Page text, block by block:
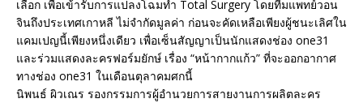
เลือก เพื่อเข้ารับการแปลงโฉมทำ Total Surgery โดยทีมแพทย์วอน
จินถึงประเทศเกาหลี ไม่จำกัดมูลค่า ก่อนจะคัดเหลือเพียงผู้ชนะเลิศใน
แคมเปญนี้เพียงหนึ่งเดียว เพื่อเซ็นสัญญาเป็นนักแสดงช่อง one31
และร่วมแสดงละครฟอร์มยักษ์ เรื่อง “หน้ากากแก้ว” ที่จะออกอากาศ
ทางช่อง one31 ในเดือนตุลาคมศกนี้
นิพนธ์ ผิวเณร รองกรรมการผู้อำนวยการสายงานการผลิตละคร